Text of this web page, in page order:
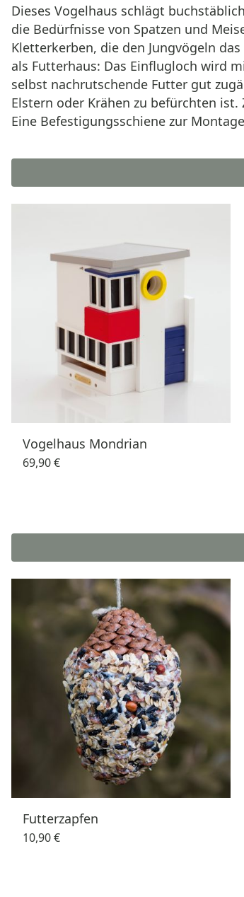
Dieses Vogelhaus schlägt
die Bedürfnisse von Spatzen und
Kletterkerben, die den Jungvögeln
als Futterhaus: Das Einflugloch wird
selbst nachrutschende Futter gut
Elstern oder Krähen zu befürchten
Eine Befestigungsschiene zur
Vogelhaus Mondrian
69,90 €
Futterzapfen
10,90 €